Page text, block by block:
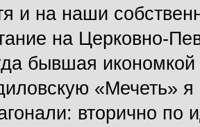
и на наши
на Церковно-
бывшая
«Мечеть»
вторично по